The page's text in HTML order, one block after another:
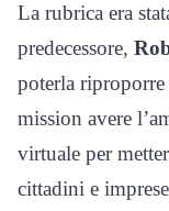
La rubrica era
predecessore,
poterla
mission avere
virtuale per
cittadini e